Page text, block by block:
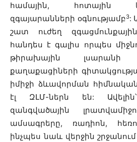
համային, հոտային
զգայարանների օգնությամբ3:
շատ ուժեղ
հանդես է գալիս որպես
թիրախային
քաղաքացիների
իմիջի ձևավորման
էլ ԶԼՄ-ներն են:
զանգվածային
ամսագրերը, ռադիոն,
ինչպես նաև վերջին